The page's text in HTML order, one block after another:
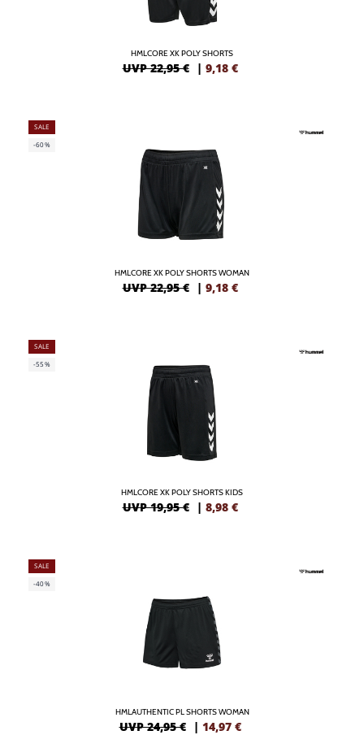
HMLCORE XK POLY SHORTS
UVP 22,95 € | 9,18 €
SALE
-60%
HMLCORE XK POLY SHORTS WOMAN
UVP 22,95 € | 9,18 €
SALE
-55%
HMLCORE XK POLY SHORTS KIDS
UVP 19,95 € | 8,98 €
SALE
-40%
HMLAUTHENTIC PL SHORTS WOMAN
UVP 24,95 € | 14,97 €